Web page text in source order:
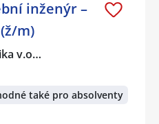
inženýr –
m)
v.o…
také pro absolventy